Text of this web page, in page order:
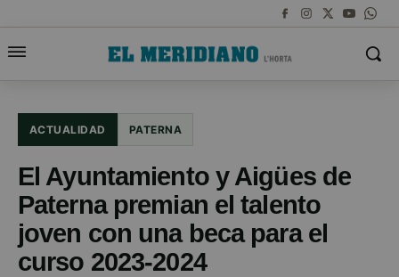
ACTUALIDAD PATERNA
El Ayuntamiento y Aigües de
Paterna premian el talento
joven con una beca para el
curso 2023-2024